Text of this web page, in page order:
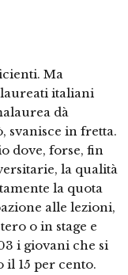
Ma
italiani
dà
svanisce in fretta.
dove, forse, fin
la qualità
la quota
alle lezioni,
o in stage e
i giovani che si
15 per cento.